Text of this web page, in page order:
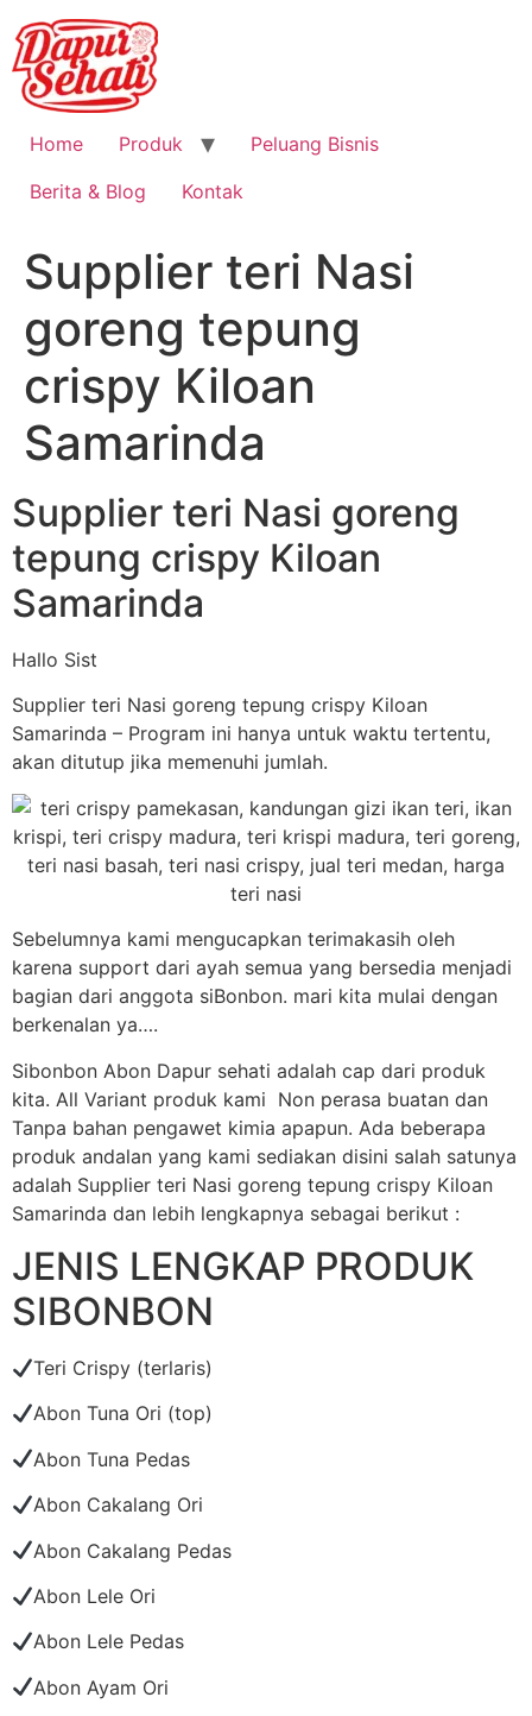
Home Produk
Peluang Bisnis
Berita & Blog
Kontak
Supplier teri Nasi
goreng tepung
crispy Kiloan
Samarinda
Supplier teri Nasi goreng
tepung crispy Kiloan
Samarinda
Hallo Sist
Supplier teri Nasi goreng tepung crispy Kiloan
Samarinda – Program ini hanya untuk waktu tertentu,
akan ditutup jika memenuhi jumlah.
Sebelumnya kami mengucapkan terimakasih oleh
karena support dari ayah semua yang bersedia menjadi
bagian dari anggota siBonbon. mari kita mulai dengan
berkenalan ya….
Sibonbon Abon Dapur sehati adalah cap dari produk
kita. All Variant produk kami Non perasa buatan dan
Tanpa bahan pengawet kimia apapun. Ada beberapa
produk andalan yang kami sediakan disini salah satunya
adalah Supplier teri Nasi goreng tepung crispy Kiloan
Samarinda dan lebih lengkapnya sebagai berikut :
JENIS LENGKAP PRODUK
SIBONBON
Teri Crispy (terlaris)
Abon Tuna Ori (top)
Abon Tuna Pedas
Abon Cakalang Ori
Abon Cakalang Pedas
Abon Lele Ori
Abon Lele Pedas
Abon Ayam Ori